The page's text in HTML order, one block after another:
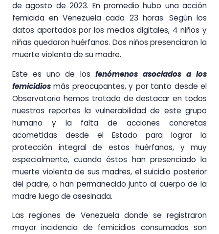
de agosto de 2023. En promedio hubo una acción
femicida en Venezuela cada 23 horas. Según los
datos aportados por los medios digitales, 4 niños y
niñas quedaron huérfanos. Dos niños presenciaron la
muerte violenta de su madre.
Este es uno de los fenómenos asociados a los
femicidios más preocupantes, y por tanto desde el
Observatorio hemos tratado de destacar en todos
nuestros reportes la vulnerabilidad de este grupo
humano y la falta de acciones concretas
acometidas desde el Estado para lograr la
protección integral de estos huérfanos, y muy
especialmente, cuando éstos han presenciado la
muerte violenta de sus madres, el suicidio posterior
del padre, o han permanecido junto al cuerpo de la
madre luego de asesinada.
Las regiones de Venezuela donde se registraron
mayor incidencia de femicidios consumados son